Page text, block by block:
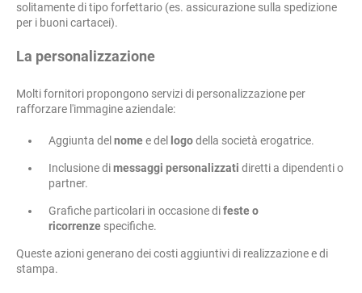
solitamente di tipo forfettario (es. assicurazione sulla spedizione
per i buoni cartacei).
La personalizzazione
Molti fornitori propongono servizi di personalizzazione per
rafforzare l'immagine aziendale:
Aggiunta del nomee del logodella società erogatrice.
Inclusione dimessaggi personalizzati diretti a dipendenti o
partner.
Grafiche particolari in occasione difeste o
ricorrenze specifiche.
Queste azioni generano dei costi aggiuntivi di realizzazione e di
stampa.